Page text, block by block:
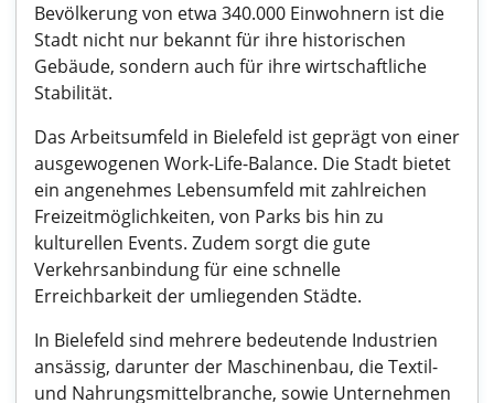
Bevölkerung von etwa 340.000 Einwohnern ist die
Stadt nicht nur bekannt für ihre historischen
Gebäude, sondern auch für ihre wirtschaftliche
Stabilität.
Das Arbeitsumfeld in Bielefeld ist geprägt von einer
ausgewogenen Work-Life-Balance. Die Stadt bietet
ein angenehmes Lebensumfeld mit zahlreichen
Freizeitmöglichkeiten, von Parks bis hin zu
kulturellen Events. Zudem sorgt die gute
Verkehrsanbindung für eine schnelle
Erreichbarkeit der umliegenden Städte.
In Bielefeld sind mehrere bedeutende Industrien
ansässig, darunter der Maschinenbau, die Textil-
und Nahrungsmittelbranche, sowie Unternehmen